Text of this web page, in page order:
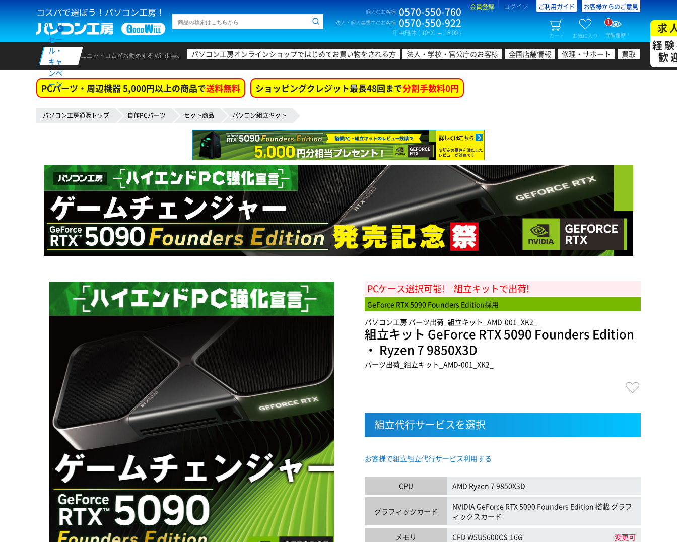
コスパで選ぼう！パソコン工房！ 個人のお客様 0570-550-760
法人・個人事業主のお客様 0570-550-922
年中無休 ( 10:00 ～ 18:00 )
会員登録 ログイン ご利用ガイド お客様からのご意見
カート お気に入り 閲覧履歴
1
セー
ル・
キャ
ンペ
ーン
ユニットコムがお勧めする Windows. パソコン工房オンラインショップではじめてお買い物をされる方 法人・学校・官公庁のお客様 全国店舗情報 修理・サポート 買取
求
経
歓
PCパーツ・周辺機器 5,000円以上の商品で送料無料 ショッピングクレジット最長48回まで分割手数料0円
パソコン工房通販トップ 自作PCパーツ セット商品 パソコン組立キット
PCケース選択可能! 組立キットで出荷!
GeForce RTX 5090 Founders Edition採用
パソコン工房 パーツ出荷_組立キット_AMD-001_XK2_
組立キット GeForce RTX 5090 Founders Edition
・ Ryzen 7 9850X3D
パーツ出荷_組立キット_AMD-001_XK2_
組立代行サービスを選択
お客様で組立組立代行サービス利用する
CPU AMD Ryzen 7 9850X3D
グラフィックカード
NVIDIA GeForce RTX 5090 Founders Edition 搭載 グラフ
ィックスカード
メモリ CFD W5U5600CS-16G 変更可